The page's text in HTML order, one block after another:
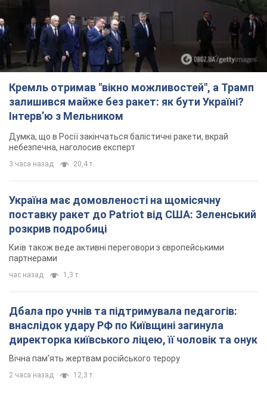
Кремль отримав "вікно можливостей", а Трамп
залишився майже без ракет: як бути Україні?
Інтерв’ю з Мельником
Думка, що в Росії закінчаться балістичні ракети, вкрай
небезпечна, наголосив експерт
3 часа назад 20,4 т.
Україна має домовленості на щомісячну
поставку ракет до Patriot від США: Зеленський
розкрив подробиці
Київ також веде активні переговори з європейськими
партнерами
час назад 1,3 т.
Дбала про учнів та підтримувала педагогів:
внаслідок удару РФ по Київщині загинула
директорка київського ліцею, її чоловік та онук
Вічна пам'ять жертвам російського терору
2 часа назад 12,3 т.